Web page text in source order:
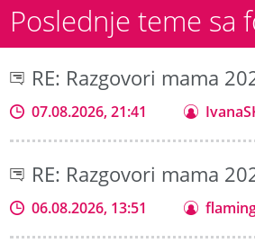
Poslednje teme sa
RE: Razgovori mama
07.08.2026, 21:41
RE: Razgovori mama
06.08.2026, 13:51